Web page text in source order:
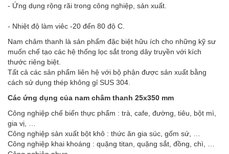
- Ứng dụng rộng rãi trong công nghiệp, sản xuất.
- Nhiệt độ làm viêc -20 đến 80 độ C.
Nam châm thanh là sản phẩm đặc biệt hữu ích cho những kỹ sư
muốn chế tạo các hệ thống lọc sắt trong dây truyền với kích
thước riêng biệt.
Tất cả các sản phẩm liên hệ với bộ phận được sản xuất bằng
cách sử dụng thép không gỉ SUS 304.
Các ứng dụng của nam châm thanh 25x350 mm
Công nghiệp chế biến thực phẩm : trà, cafe, đường, tiêu, bột mì,
gia vị, …
Công nghiệp sản xuất bột khô : thức ăn gia súc, gốm sứ, …
Công nghiệp khai khoáng : quặng titan, quặng sắt, đồng, chì, …